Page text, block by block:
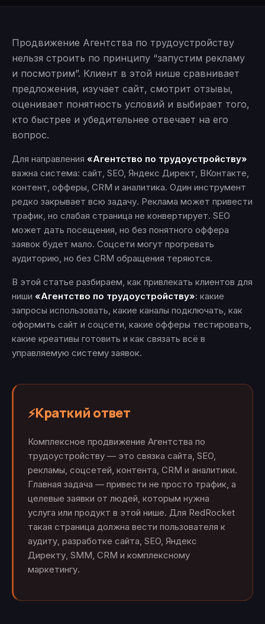
Продвижение Агентства по трудоустройству
нельзя строить по принципу “запустим рекламу
и посмотрим”. Клиент в этой нише сравнивает
предложения, изучает сайт, смотрит отзывы,
оценивает понятность условий и выбирает того,
кто быстрее и убедительнее отвечает на его
вопрос.
Для направления «Агентство по трудоустройству»
важна система: сайт, SEO, Яндекс Директ, ВКонтакте,
контент, офферы, CRM и аналитика. Один инструмент
редко закрывает всю задачу. Реклама может привести
трафик, но слабая страница не конвертирует. SEO
может дать посещения, но без понятного оффера
заявок будет мало. Соцсети могут прогревать
аудиторию, но без CRM обращения теряются.
В этой статье разбираем, как привлекать клиентов для
ниши «Агентство по трудоустройству»: какие
запросы использовать, какие каналы подключать, как
оформить сайт и соцсети, какие офферы тестировать,
какие креативы готовить и как связать всё в
управляемую систему заявок.
⚡Краткий ответ
Комплексное продвижение Агентства по
трудоустройству — это связка сайта, SEO,
рекламы, соцсетей, контента, CRM и аналитики.
Главная задача — привести не просто трафик, а
целевые заявки от людей, которым нужна
услуга или продукт в этой нише. Для RedRocket
такая страница должна вести пользователя к
аудиту, разработке сайта, SEO, Яндекс
Директу, SMM, CRM и комплексному
маркетингу.